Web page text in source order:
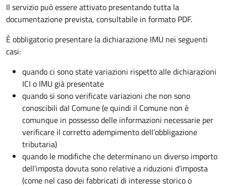
Il servizio può essere attivato presentando tutta la
documentazione prevista, consultabile in formato PDF.
È obbligatorio presentare la dichiarazione IMU nei seguenti
casi:
quando ci sono state variazioni rispetto alle dichiarazioni
ICI o IMU già presentate
quando si sono verificate variazioni che non sono
conoscibili dal Comune (e quindi il Comune non è
comunque in possesso delle informazioni necessarie per
verificare il corretto adempimento dell’obbligazione
tributaria)
quando le modifiche che determinano un diverso importo
dell'imposta dovuta sono relative a riduzioni d'imposta
(come nel caso dei fabbricati di interesse storico o